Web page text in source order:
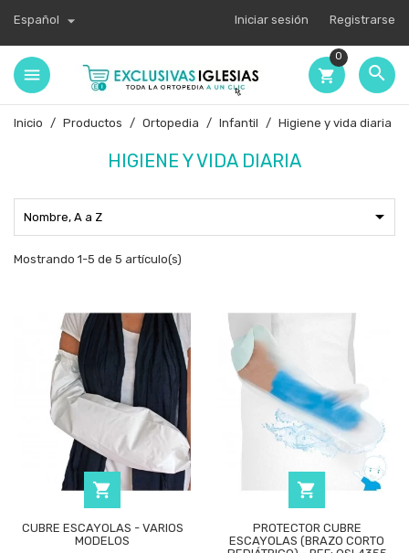
Español  Iniciar sesión Registrarse

shopping_cart
0
Inicio Productos Ortopedia Infantil Higiene y vida diaria
HIGIENE Y VIDA DIARIA
Nombre, A a Z 
Mostrando 1-5 de 5 artículo(s)

CUBRE ESCAYOLAS - VARIOS
MODELOS

PROTECTOR CUBRE
ESCAYOLAS (BRAZO CORTO